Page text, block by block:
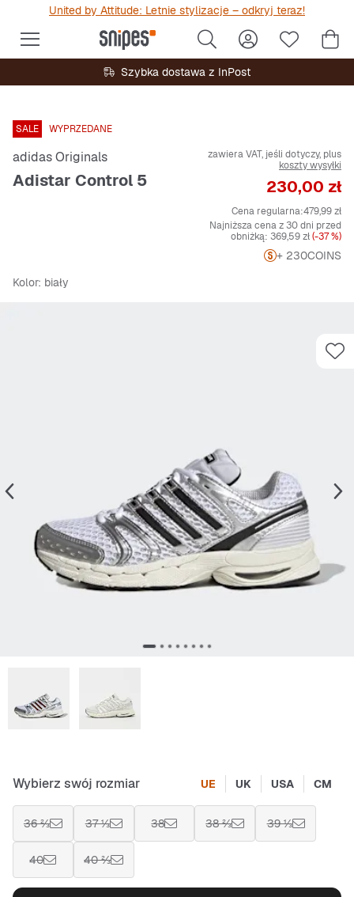
United by Attitude: Letnie stylizacje – odkryj teraz!
Szybka dostawa z InPost
SALE WYPRZEDANE
adidas Originals
Adistar Control 5
zawiera VAT, jeśli dotyczy, plus
koszty wysyłki
Cena
230,00 zł
Cena regularna:479,99 zł
Najniższa cena z 30 dni przed
obniżką: 369,59 zł(-37 %)
+ 230COINS
Kolor: biały
Wybierz swój rozmiar UE UK USA CM
36 ⅔ 37 ⅓ 38 38 ⅔ 39 ⅓
40 40 ⅔